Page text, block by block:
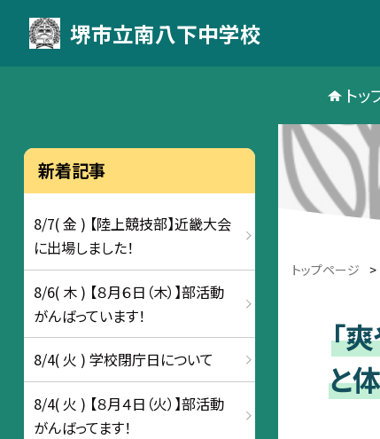
堺市立南八下中学校
ト
トップページ >
「
と
新着記事
8/7( 金 ) 【陸上競技部】近畿大会
に出場しました！
8/6( 木 ) 【８月６日（木）】部活動
がんばっています！
8/4( 火 ) 学校閉庁日について
8/4( 火 ) 【８月４日（火）】部活動
がんばってます！